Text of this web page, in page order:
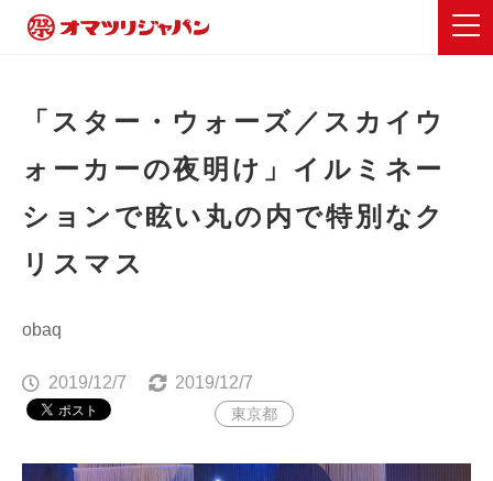
「スター・ウォーズ／スカイウ
ォーカーの夜明け」イルミネー
ションで眩い丸の内で特別なク
リスマス
obaq
2019/12/7 2019/12/7
東京都